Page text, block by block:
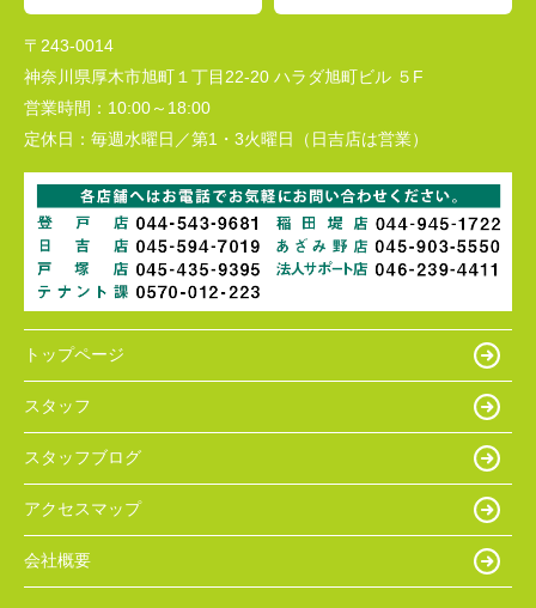
〒243-0014
神奈川県厚木市旭町１丁目22-20 ハラダ旭町ビル ５F
営業時間： 10:00～18:00
定休日： 毎週水曜日／第1・3火曜日（日吉店は営業）
トップページ
スタッフ
スタッフブログ
アクセスマップ
会社概要